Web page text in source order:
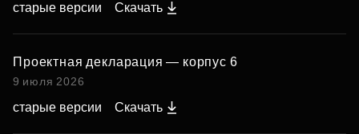
старые версии Скачать
Проектная декларация — корпус 6
9 июля 2026
старые версии Скачать